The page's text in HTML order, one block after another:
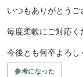
いつもありがとうご
毎度柔軟にご対応く
今後とも何卒よろし
参考になった